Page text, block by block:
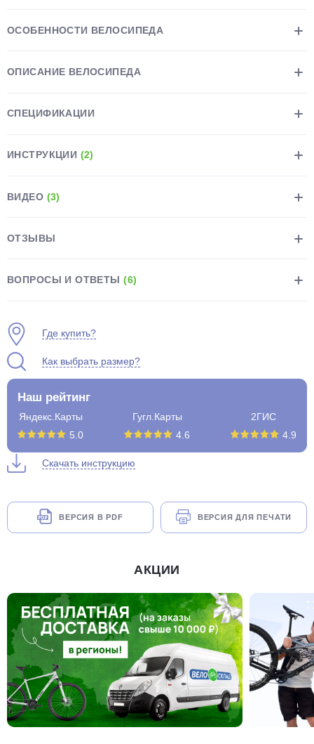
ОСОБЕННОСТИ ВЕЛОСИПЕДА
ОПИСАНИЕ ВЕЛОСИПЕДА
СПЕЦИФИКАЦИИ
ИНСТРУКЦИИ (2)
ВИДЕО (3)
ОТЗЫВЫ
ВОПРОСЫ И ОТВЕТЫ(6)
Где купить?
Как выбрать размер?
Наш рейтинг
Яндекс.Карты
5.0
Гугл.Карты
4.6
2ГИС
4.9
Скачать инструкцию
ВЕРСИЯ В PDF ВЕРСИЯ ДЛЯ ПЕЧАТИ
АКЦИИ